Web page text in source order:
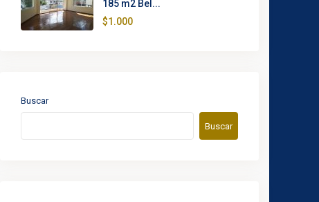
185 m2 Bel...
$1.000
Buscar
Buscar